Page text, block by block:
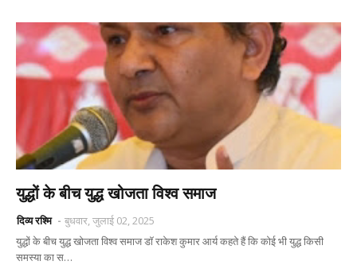
युद्धों के बीच युद्ध खोजता विश्व समाज
दिव्य रश्मि
बुधवार, जुलाई 02, 2025
युद्धों के बीच युद्ध खोजता विश्व समाज डॉ राकेश कुमार आर्य कहते हैं कि कोई भी युद्ध किसी
समस्या का स…